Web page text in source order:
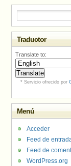
Traductor
Translate to:
* Servicio ofrecido por
Menú
Acceder
Feed de
Feed de
WordPress.org